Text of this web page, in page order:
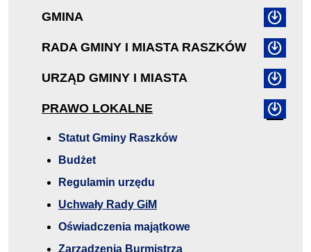
GMINA
RADA GMINY I MIASTA RASZKÓW
URZĄD GMINY I MIASTA
PRAWO LOKALNE
Statut Gminy Raszków
Budżet
Regulamin urzędu
Uchwały Rady GiM
Oświadczenia majątkowe
Zarządzenia Burmistrza